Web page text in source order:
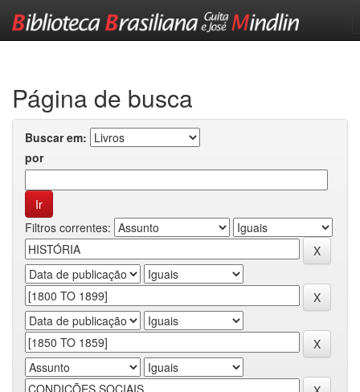
Página de busca
Buscar em:
por
Filtros correntes: